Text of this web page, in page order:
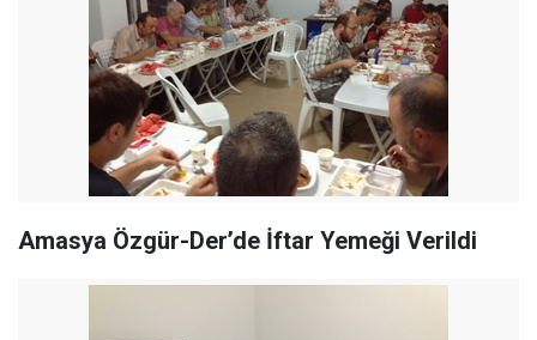
Amasya Özgür-Der’de İftar Yemeği Verildi